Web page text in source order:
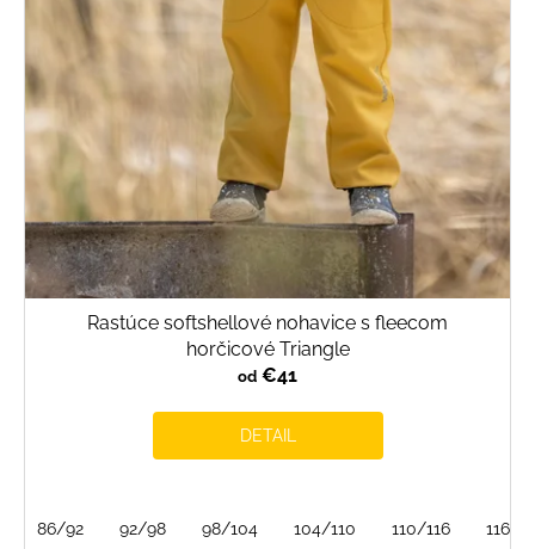
d
u
k
t
o
v
Rastúce softshellové nohavice s fleecom
horčicové Triangle
od €41
DETAIL
86/92 92/98 98/104 104/110 110/116 116/